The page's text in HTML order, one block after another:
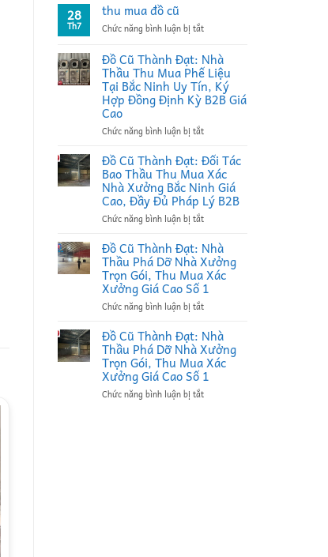
28
Th7
thu mua đồ cũ
Chức năng bình luận bị tắtở
mua
đồ
cũ
Đồ Cũ Thành Đạt: Nhà
Thầu Thu Mua Phế Liệu
Tại Bắc Ninh Uy Tín, Ký
Hợp Đồng Định Kỳ B2B Giá
Cao
Chức năng bình luận bị tắtở
Cũ
Thành
Đạt:
Nhà
Thầu
Thu
Phế
Liệu
Tại
Bắc
Ninh
Uy
Ký
Hợp
Đồng
Định
Kỳ
B2B
Đồ Cũ Thành Đạt: Đối Tác
Bao Thầu Thu Mua Xác
Nhà Xưởng Bắc Ninh Giá
Cao, Đầy Đủ Pháp Lý B2B
Chức năng bình luận bị tắtở
Cũ
Thành
Đạt:
Đối
Tác
Bao
Thu
Mua
Xác
Nhà
Xưởng
Bắc
Đồ Cũ Thành Đạt: Nhà
Thầu Phá Dỡ Nhà Xưởng
Trọn Gói, Thu Mua Xác
Xưởng Giá Cao Số 1
Chức năng bình luận bị tắtở
Cũ
Thành
Đạt:
Nhà
Thầu
Phá
Đồ Cũ Thành Đạt: Nhà
Thầu Phá Dỡ Nhà Xưởng
Trọn Gói, Thu Mua Xác
Xưởng Giá Cao Số 1
Chức năng bình luận bị tắtở